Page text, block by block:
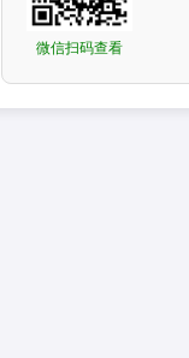
微信扫码查看